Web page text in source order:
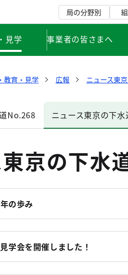
局の分野別
見学 事業者の皆さまへ
教育・見学 広報 ニュース東
No.268 ニュース東京の下
京の下水
の歩み
学会を開催しました！